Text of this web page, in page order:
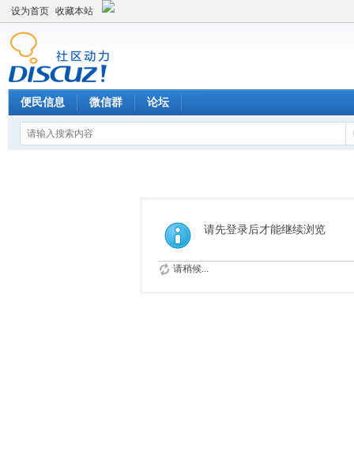
设为首页 收藏本站
便民信息 微信群 论坛
请先登录后才能继续浏览
请稍候...